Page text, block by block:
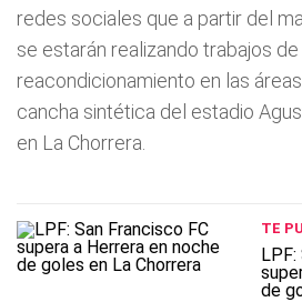
redes sociales que a partir del
se estarán realizando trabajos de
reacondicionamiento en las
cancha sintética del estadio
en La Chorrera.
TE
LPF:
de